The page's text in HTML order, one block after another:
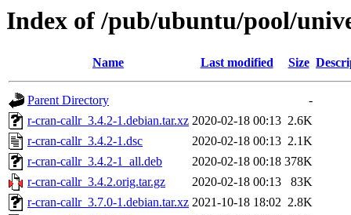
Index of /pub/ubuntu/pool/
Name Last modified Size
Parent Directory
-
r-cran-callr_3.4.2-1.debian.tar.xz 2020-02-18 00:13 2.6K
r-cran-callr_3.4.2-1.dsc
2020-02-18 00:13 2.1K
r-cran-callr_3.4.2-1_all.deb
2020-02-18 00:18 378K
r-cran-callr_3.4.2.orig.tar.gz
2020-02-18 00:13
83K
r-cran-callr_3.7.0-1.debian.tar.xz 2021-10-18 18:02 2.8K